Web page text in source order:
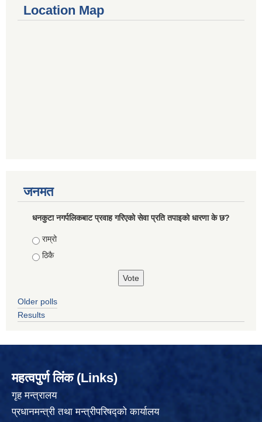
Location Map
जनमत
धनकुटा नगर्पलिकबाट प्रवाह गरिएको सेवा प्रति तपाइको धारणा के छ?
Choices
राम्रो
ठिकै
Older polls
Results
महत्वपुर्ण लिंक (Links)
गृह मन्त्रालय
प्रधानमन्त्री तथा मन्त्रीपरिषद्को कार्यालय